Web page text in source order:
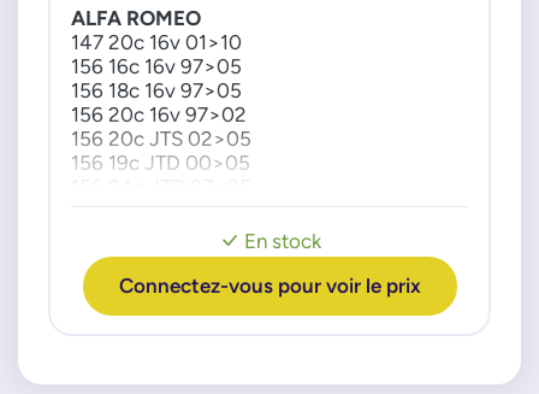
7701063957
7701070496
En stock
Connectez-vous pour voir le prix
ALFA ROMEO
147 20c 16v 01>10
156 16c 16v 97>05
156 18c 16v 97>05
156 20c 16v 97>02
156 20c JTS 02>05
156 19c JTD 00>05
156 32c GTA 02>06
GT 18c TS 03>10
GT 20c JTS 06>10
GT 19c JTD 03>10
500 09c-12c-14c 07>